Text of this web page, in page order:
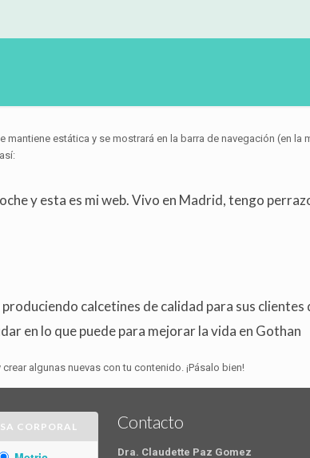
estática y se mostrará en la barra de navegación (en
y esta es mi web. Vivo en Madrid, tengo
calcetines de calidad para sus
en lo que puede para mejorar la vida en Gothan
algunas nuevas con tu contenido. ¡Pásalo bien!
CORPORAL Contacto
Dra. Claudette Paz Gomez